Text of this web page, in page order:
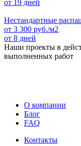
от 19 дней
Нестандартные
от 3 300 руб./м2
от 8 дней
Наши проекты в
выполненных работ
О компании
Блог
FAQ
Контакты